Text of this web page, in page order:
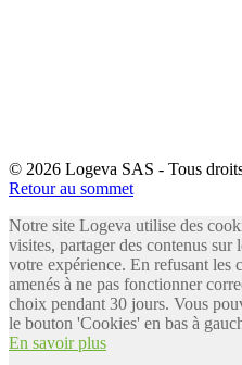
© 2026 Logeva SAS - Tous
Retour au sommet
Notre site Logeva utilise des
visites, partager des contenus sur
votre expérience. En refusant les
amenés à ne pas fonctionner
choix pendant 30 jours. Vous
le bouton 'Cookies' en bas à
En savoir plus